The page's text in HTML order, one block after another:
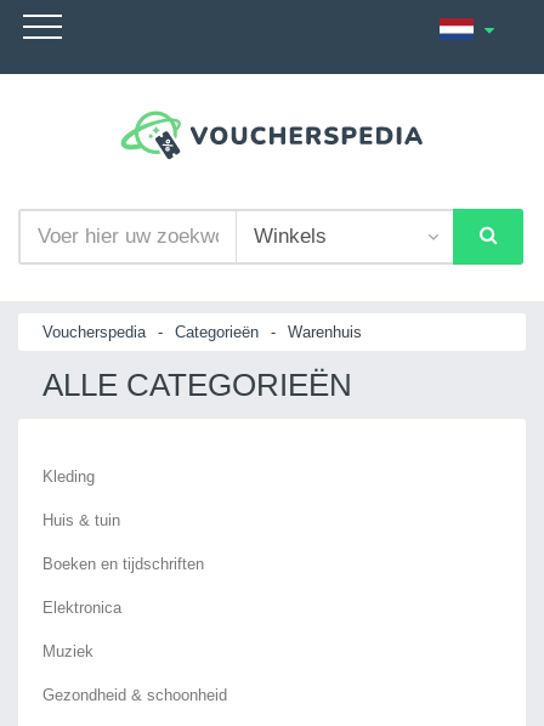
Voucherspedia - Categorieën - Warenhuis
ALLE CATEGORIEËN
Kleding
Huis & tuin
Boeken en tijdschriften
Elektronica
Muziek
Gezondheid & schoonheid